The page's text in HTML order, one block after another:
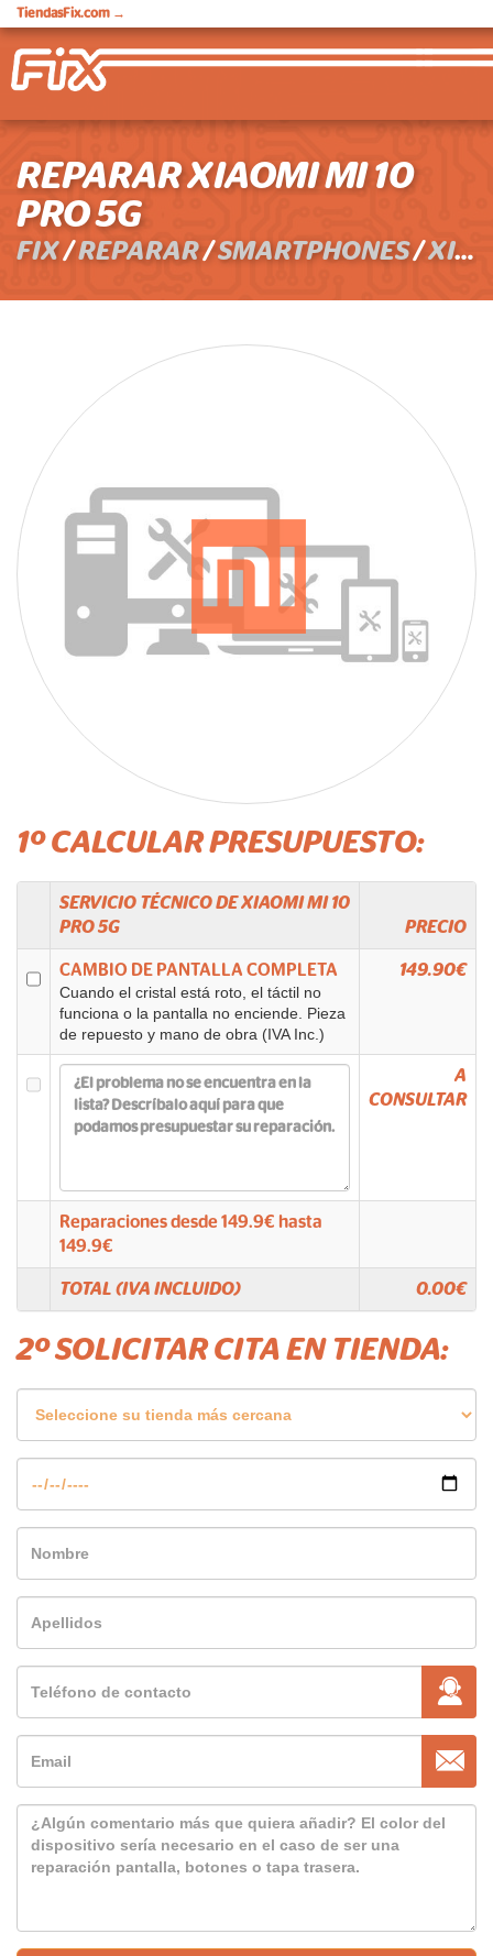
TiendasFix.com →
REPARAR XIAOMI MI 10
PRO 5G
FIX/REPARAR/SMARTPHONES/XIAOMI
1º CALCULAR PRESUPUESTO:
SERVICIO TÉCNICO DEXIAOMIMI 10
PRO 5G
PRECIO
CAMBIO DE PANTALLA COMPLETA
Cuando el cristal está roto, el táctil no
funciona o la pantalla no enciende. Pieza
de repuesto y mano de obra (IVA Inc.)
149.90€
A
CONSULTAR
Reparaciones desde149.9€ hasta
149.9€
TOTAL (IVA INCLUIDO) 0.00€
2º SOLICITAR CITA EN TIENDA: